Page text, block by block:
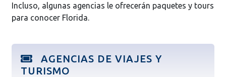
Incluso, algunas agencias le ofrecerán paquetes y tours
para conocer Florida.
AGENCIAS DE VIAJES Y
TURISMO